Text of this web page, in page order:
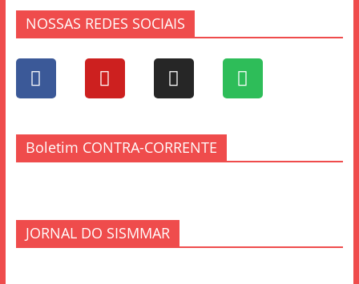
NOSSAS REDES SOCIAIS
Boletim CONTRA-CORRENTE
JORNAL DO SISMMAR